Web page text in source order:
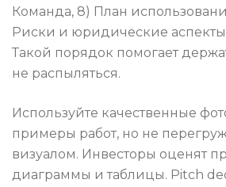
Команда, 8) План
Риски и юридические аспекты,
Такой порядок помогает
не распыляться.
Используйте качественные
примеры работ, но не
визуалом. Инвесторы оценят
диаграммы и таблицы. Pitch